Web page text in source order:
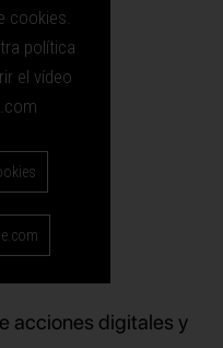
cookies.
política
el vídeo
acciones digitales y